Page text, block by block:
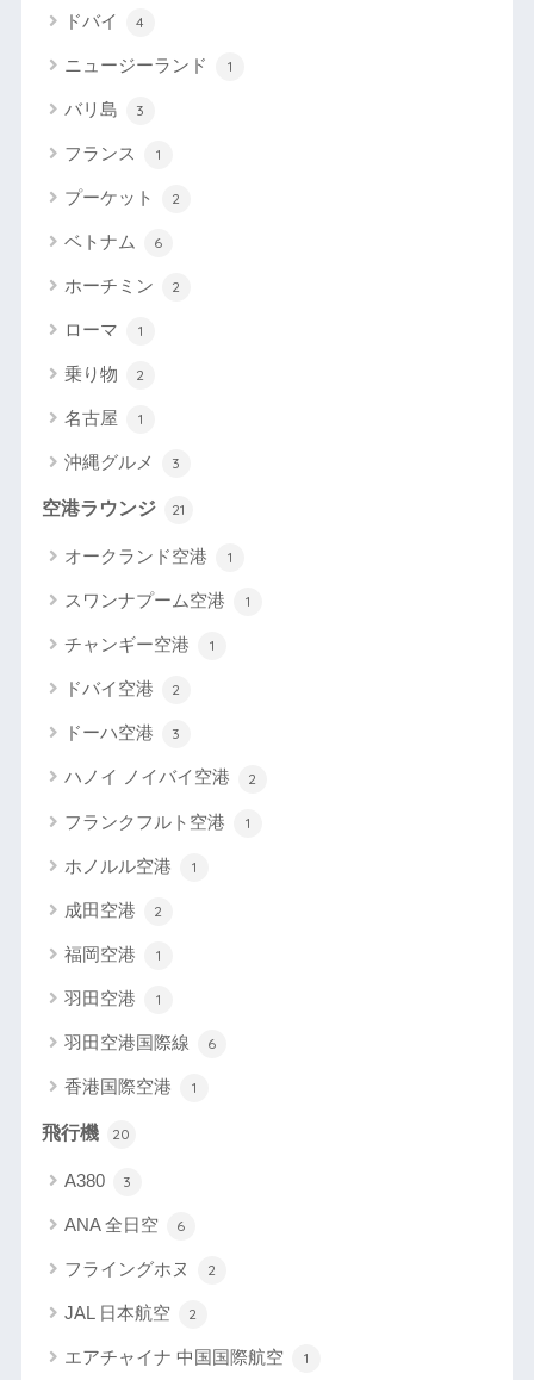
ドバイ 4
ニュージーランド 1
バリ島 3
フランス 1
プーケット 2
ベトナム 6
ホーチミン 2
ローマ 1
乗り物 2
名古屋 1
沖縄グルメ 3
空港ラウンジ 21
オークランド空港 1
スワンナプーム空港 1
チャンギー空港 1
ドバイ空港 2
ドーハ空港 3
ハノイ ノイバイ空港 2
フランクフルト空港 1
ホノルル空港 1
成田空港 2
福岡空港 1
羽田空港 1
羽田空港国際線 6
香港国際空港 1
飛行機 20
A380 3
ANA 全日空 6
フライングホヌ 2
JAL 日本航空 2
エアチャイナ 中国国際航空 1